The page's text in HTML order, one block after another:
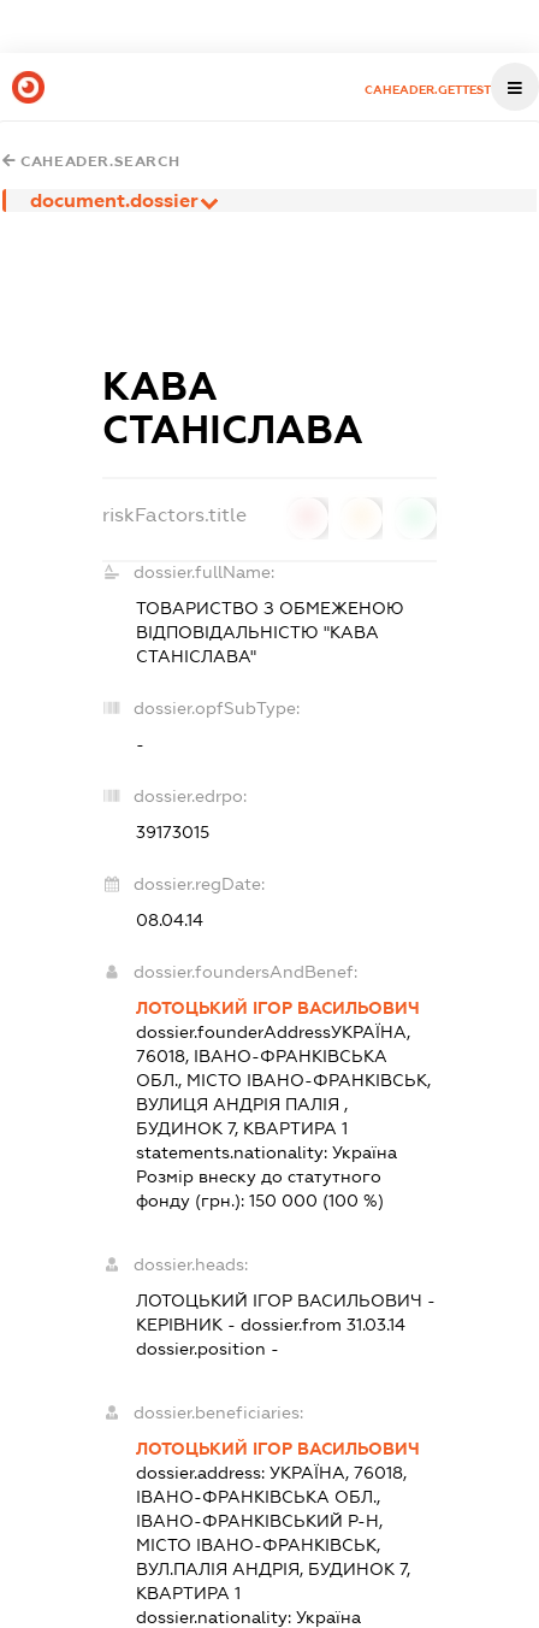
CAHEADER.GETTEST
CAHEADER.SEARCH
document.dossier
КАВА
СТАНІСЛАВА
riskFactors.title
dossier.fullName:
ТОВАРИСТВО З ОБМЕЖЕНОЮ
ВІДПОВІДАЛЬНІСТЮ "КАВА
СТАНІСЛАВА"
dossier.opfSubType:
-
dossier.edrpo:
39173015
dossier.regDate:
08.04.14
dossier.foundersAndBenef:
ЛОТОЦЬКИЙ ІГОР ВАСИЛЬОВИЧ
dossier.founderAddressУКРАЇНА,
76018, ІВАНО-ФРАНКІВСЬКА
ОБЛ., МІСТО ІВАНО-ФРАНКІВСЬК,
ВУЛИЦЯ АНДРІЯ ПАЛІЯ ,
БУДИНОК 7, КВАРТИРА 1
statements.nationality:Україна
Розмір внеску до статутного
фонду (грн.):150 000 (100 %)
dossier.heads:
ЛОТОЦЬКИЙ ІГОР ВАСИЛЬОВИЧ -
КЕРІВНИК - dossier.from 31.03.14
dossier.position -
dossier.beneficiaries:
ЛОТОЦЬКИЙ ІГОР ВАСИЛЬОВИЧ
dossier.address:УКРАЇНА, 76018,
ІВАНО-ФРАНКІВСЬКА ОБЛ.,
ІВАНО-ФРАНКІВСЬКИЙ Р-Н,
МІСТО ІВАНО-ФРАНКІВСЬК,
ВУЛ.ПАЛІЯ АНДРІЯ, БУДИНОК 7,
КВАРТИРА 1
dossier.nationality:Україна